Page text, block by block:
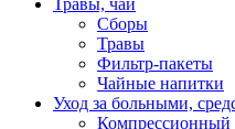
Травы, чаи
Сборы
Травы
Фильтр-пакеты
Чайные напитки
Уход за больными,
Компрессионный